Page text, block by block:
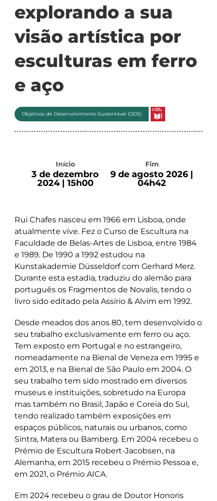
explorando a sua
visão artística por
esculturas em ferro
e aço
Objetivos de Desenvolvimento Sustentável (ODS)
Início
3 de dezembro
2024 | 15h00
Fim
9 de agosto 2026 |
04h42
Rui Chafes nasceu em 1966 em Lisboa, onde
atualmente vive. Fez o Curso de Escultura na
Faculdade de Belas-Artes de Lisboa, entre 1984
e 1989. De 1990 a 1992 estudou na
Kunstakademie Düsseldorf com Gerhard Merz.
Durante esta estadia, traduziu do alemão para
português os Fragmentos de Novalis, tendo o
livro sido editado pela Assírio & Alvim em 1992.
Desde meados dos anos 80, tem desenvolvido o
seu trabalho exclusivamente em ferro ou aço.
Tem exposto em Portugal e no estrangeiro,
nomeadamente na Bienal de Veneza em 1995 e
em 2013, e na Bienal de São Paulo em 2004. O
seu trabalho tem sido mostrado em diversos
museus e instituições, sobretudo na Europa
mas também no Brasil, Japão e Coreia do Sul,
tendo realizado também exposições em
espaços públicos, naturais ou urbanos, como
Sintra, Matera ou Bamberg. Em 2004 recebeu o
Prémio de Escultura Robert-Jacobsen, na
Alemanha, em 2015 recebeu o Prémio Pessoa e,
em 2021, o Prémio AICA.
Em 2024 recebeu o grau de Doutor Honoris